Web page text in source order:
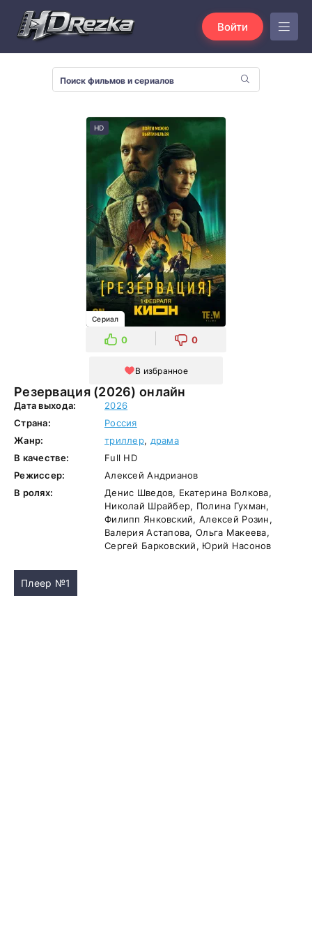
Войти
Резервация (2026) онлайн
HD
Сериал
0 0
В избранное
Дата выхода:
2026
Страна:
Россия
Жанр:
триллер, драма
В качестве:
Full HD
Режиссер:
Алексей Андрианов
В ролях:
Денис Шведов, Екатерина Волкова,
Николай Шрайбер, Полина Гухман,
Филипп Янковский, Алексей Розин,
Валерия Астапова, Ольга Макеева,
Сергей Барковский, Юрий Насонов
Плеер №1